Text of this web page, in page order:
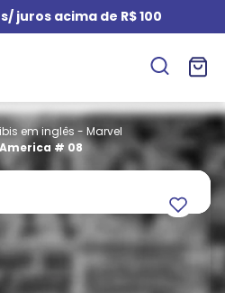
juros acima de R$ 100
em inglês - Marvel
America # 08